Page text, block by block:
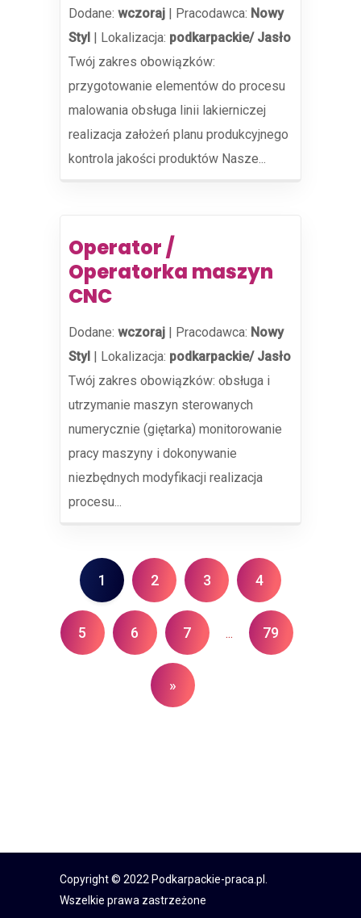
Dodane: wczoraj | Pracodawca: Nowy
Styl | Lokalizacja: podkarpackie/ Jasło
Twój zakres obowiązków:
przygotowanie elementów do procesu
malowania obsługa linii lakierniczej
realizacja założeń planu produkcyjnego
kontrola jakości produktów Nasze...
Operator /
Operatorka maszyn
CNC
Dodane: wczoraj | Pracodawca: Nowy
Styl | Lokalizacja: podkarpackie/ Jasło
Twój zakres obowiązków: obsługa i
utrzymanie maszyn sterowanych
numerycznie (giętarka) monitorowanie
pracy maszyny i dokonywanie
niezbędnych modyfikacji realizacja
procesu...
1 2 3 4
5 6 7 ... 79
»
Copyright © 2022 Podkarpackie-praca.pl.
Wszelkie prawa zastrzeżone